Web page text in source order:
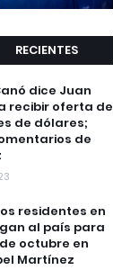
RECIENTES
dice Juan
recibir oferta de
de dólares;
de
residentes en
al país para
octubre en
Martínez